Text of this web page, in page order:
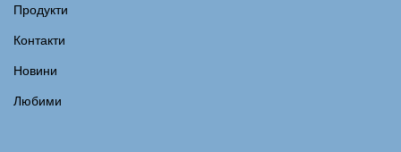
Продукти
Контакти
Новини
Любими